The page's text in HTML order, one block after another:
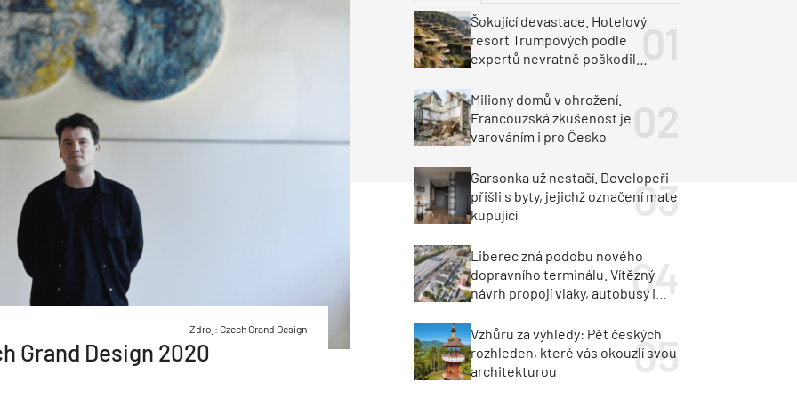
Historické stavby Průmyslové objekty
Poruchy střechy Rekonstrukce střechy
Větrání a odvětráváníKomíny
Fasáda
Omítky
Inženýrské stavby
Dopravní stavby
Zdroj: Czech Grand Design
Grand Design 2020
Šokující devastace. Hotelový
resort Trumpových podle
expertů nevratně poškodil
Miliony domů v ohrožení.
Francouzská zkušenost je
varováním i pro Česko
Garsonka už nestačí. Developeři
přišli s byty, jejichž označení mate
kupující
Liberec zná podobu nového
dopravního terminálu. Vítězný
návrh propojí vlaky, autobusy i
Vzhůru za výhledy: Pět českých
rozhleden, které vás okouzlí svou
architekturou